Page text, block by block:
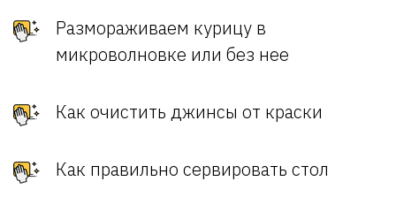
Размораживаем курицу в
микроволновке или без нее
Как очистить джинсы от краски
Как правильно сервировать стол